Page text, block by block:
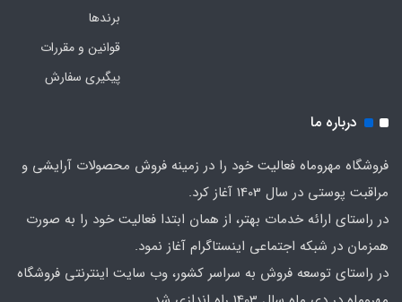
برندها
قوانین و مقررات
پیگیری سفارش
درباره ما
فروشگاه مهروماه فعالیت خود را در زمینه فروش محصولات آرایشی و
مراقبت پوستی در سال 1403 آغاز کرد.
در راستای ارائه خدمات بهتر، از همان ابتدا فعالیت خود را به صورت
همزمان در شبکه اجتماعی اینستاگرام آغاز نمود.
در راستای توسعه فروش به سراسر کشور، وب سایت اینترنتی فروشگاه